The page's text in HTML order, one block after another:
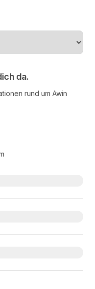
da.
rund um Awin